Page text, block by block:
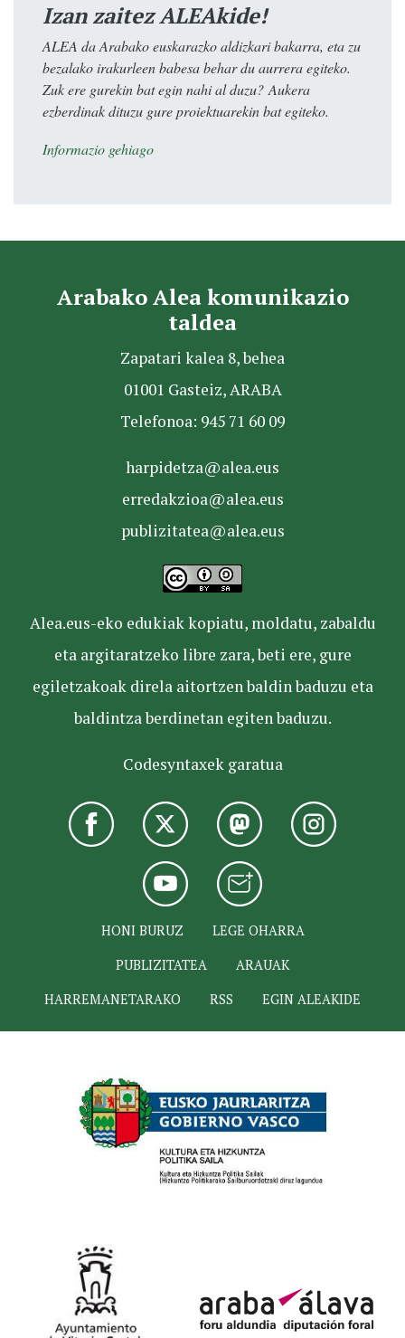
Izan zaitez ALEAkide!
ALEA da Arabako euskarazko aldizkari bakarra, eta zu
bezalako irakurleen babesa behar du aurrera egiteko.
Zuk ere gurekin bat egin nahi al duzu? Aukera
ezberdinak dituzu gure proiektuarekin bat egiteko.
Informazio gehiago
Arabako Alea komunikazio
taldea
Zapatari kalea 8, behea
01001 Gasteiz, ARABA
Telefonoa: 945 71 60 09
harpidetza@alea.eus
erredakzioa@alea.eus
publizitatea@alea.eus
Alea.eus-eko edukiak kopiatu, moldatu, zabaldu
eta argitaratzeko libre zara, beti ere, gure
egiletzakoak direla aitortzen baldin baduzu eta
baldintza berdinetan egiten baduzu.
Codesyntaxek garatua
HONI BURUZ
LEGE OHARRA
PUBLIZITATEA
ARAUAK
HARREMANETARAKO
RSS EGIN ALEAKIDE